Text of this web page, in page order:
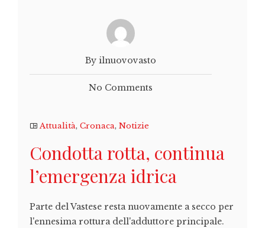
By ilnuovovasto
No Comments
Attualità, Cronaca, Notizie
Condotta rotta, continua
l’emergenza idrica
Parte del Vastese resta nuovamente a secco per
l'ennesima rottura dell'adduttore principale.